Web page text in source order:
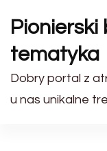
Pionierski
tematyka
Dobry portal z
u nas unikalne